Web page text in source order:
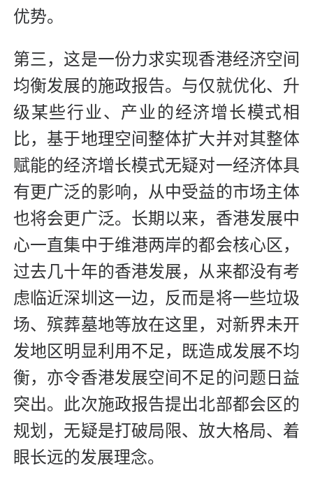
优势。
第三，这是一份力求实现香港经济空间
均衡发展的施政报告。与仅就优化、升
级某些行业、产业的经济增长模式相
比，基于地理空间整体扩大并对其整体
赋能的经济增长模式无疑对一经济体具
有更广泛的影响，从中受益的市场主体
也将会更广泛。长期以来，香港发展中
心一直集中于维港两岸的都会核心区，
过去几十年的香港发展，从来都没有考
虑临近深圳这一边，反而是将一些垃圾
场、殡葬墓地等放在这里，对新界未开
发地区明显利用不足，既造成发展不均
衡，亦令香港发展空间不足的问题日益
突出。此次施政报告提出北部都会区的
规划，无疑是打破局限、放大格局、着
眼长远的发展理念。